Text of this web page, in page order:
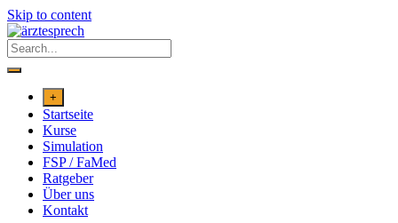
Skip to content
+
Startseite
Kurse
Simulation
FSP / FaMed
Ratgeber
Über uns
Kontakt